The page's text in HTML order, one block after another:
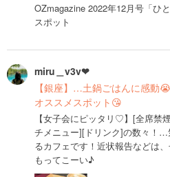
OZmagazine 2022年12月号「ひ
スポット
miru＿v3v❤︎
【銀座】…土鍋ごはんに感動
オススメスポット😘
【女子会にピッタリ♡】[全席禁
チメニュー][ドリンク]の数々！
るカフェです！近状報告などは
もってこーい♪